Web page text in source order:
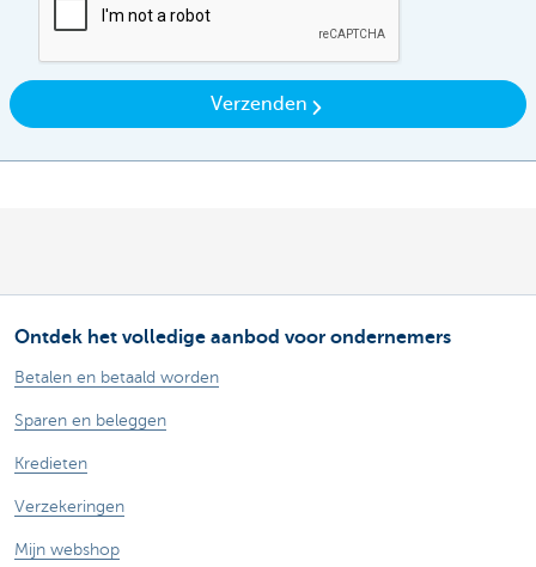
Verzenden
Ontdek het volledige aanbod voor ondernemers
Betalen en betaald worden
Sparen en beleggen
Kredieten
Verzekeringen
Mijn webshop